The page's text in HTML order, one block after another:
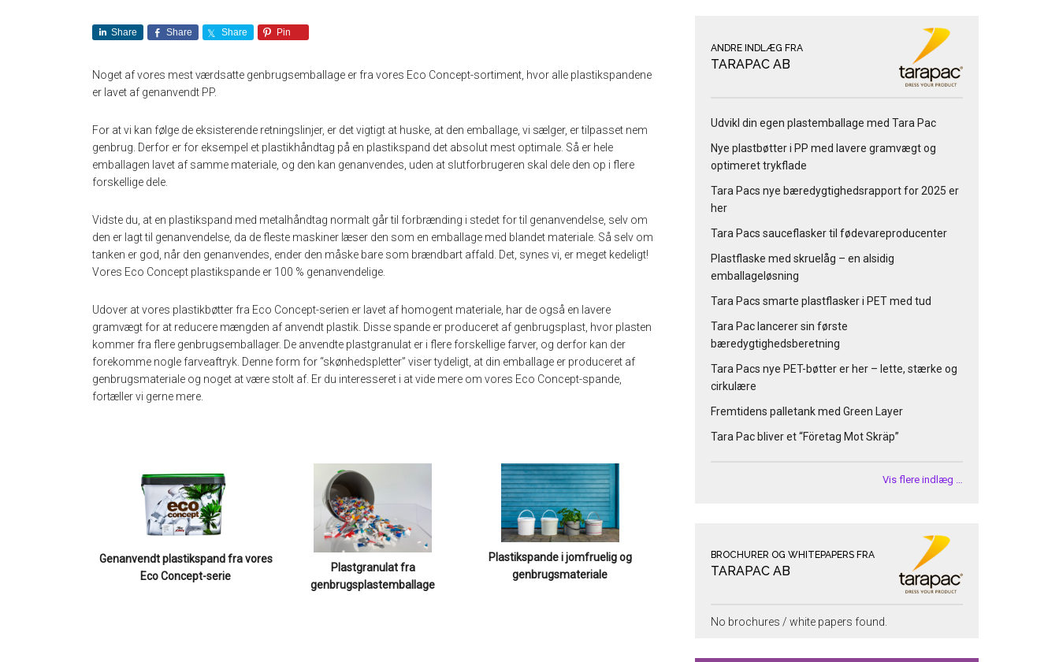
Share Share Share Pin
Noget af vores mest værdsatte genbrugsemballage er fra vores Eco Concept-sortiment, hvor alle plastikspandene
er lavet af genanvendt PP.
For at vi kan følge de eksisterende retningslinjer, er det vigtigt at huske, at den emballage, vi sælger, er tilpasset nem
genbrug. Derfor er for eksempel et plastikhåndtag på en plastikspand det absolut mest optimale. Så er hele
emballagen lavet af samme materiale, og den kan genanvendes, uden at slutforbrugeren skal dele den op i flere
forskellige dele.
Vidste du, at en plastikspand med metalhåndtag normalt går til forbrænding i stedet for til genanvendelse, selv om
den er lagt til genanvendelse, da de fleste maskiner læser den som en emballage med blandet materiale. Så selv om
tanken er god, når den genanvendes, ender den måske bare som brændbart affald. Det, synes vi, er meget kedeligt!
Vores Eco Concept plastikspande er 100 % genanvendelige.
Udover at vores plastikbøtter fra Eco Concept-serien er lavet af homogent materiale, har de også en lavere
gramvægt for at reducere mængden af ​​anvendt plastik. Disse spande er produceret af genbrugsplast, hvor plasten
kommer fra flere genbrugsemballager. De anvendte plastgranulat er i flere forskellige farver, og derfor kan der
forekomme nogle farveaftryk. Denne form for “skønhedspletter” viser tydeligt, at din emballage er produceret af
genbrugsmateriale og noget at være stolt af. Er du interesseret i at vide mere om vores Eco Concept-spande,
fortæller vi gerne mere.
Genanvendt plastikspand fra vores
Eco Concept-serie
Plastgranulat fra
genbrugsplastemballage
Plastikspande i jomfruelig og
genbrugsmateriale
ANDRE INDLÆG FRA
TARAPAC AB
Udvikl din egen plastemballage med Tara Pac
Nye plastbøtter i PP med lavere gramvægt og
optimeret trykflade
Tara Pacs nye bæredygtighedsrapport for 2025 er
her
Tara Pacs sauceflasker til fødevareproducenter
Plastflaske med skruelåg – en alsidig
emballageløsning
Tara Pacs smarte plastflasker i PET med tud
Tara Pac lancerer sin første
bæredygtighedsberetning
Tara Pacs nye PET-bøtter er her – lette, stærke og
cirkulære
Fremtidens palletank med Green Layer
Tara Pac bliver et “Företag Mot Skräp”
Vis flere indlæg …
BROCHURER OG WHITEPAPERS FRA
TARAPAC AB
No brochures / white papers found.